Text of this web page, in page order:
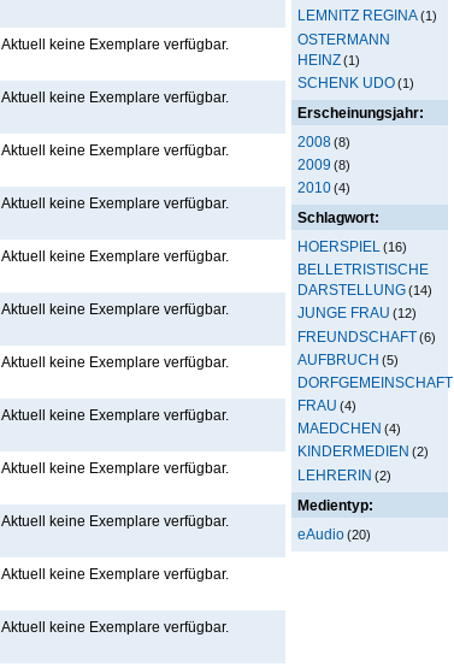
LEMNITZ REGINA(1)
OSTERMANN
HEINZ(1)
SCHENK UDO(1)
Erscheinungsjahr:
2008(8)
2009 (8)
2010(4)
Schlagwort:
HOERSPIEL
(16)
BELLETRISTISCHE
DARSTELLUNG(14)
JUNGE FRAU (12)
FREUNDSCHAFT(6)
AUFBRUCH (5)
DORFGEMEINSCHAFT
FRAU (4)
MAEDCHEN (4)
KINDERMEDIEN (2)
LEHRERIN (2)
Medientyp:
eAudio(20)
Aktuell keine Exemplare verfügbar.
Aktuell keine Exemplare verfügbar.
Aktuell keine Exemplare verfügbar.
Aktuell keine Exemplare verfügbar.
Aktuell keine Exemplare verfügbar.
Aktuell keine Exemplare verfügbar.
Aktuell keine Exemplare verfügbar.
Aktuell keine Exemplare verfügbar.
Aktuell keine Exemplare verfügbar.
Aktuell keine Exemplare verfügbar.
Aktuell keine Exemplare verfügbar.
Aktuell keine Exemplare verfügbar.